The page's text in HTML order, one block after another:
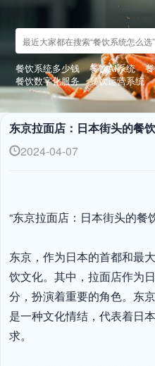
餐饮系统多少钱 餐饮AI系统
餐饮数字化服务
餐饮运营系统
东京拉面店：日本街头的餐
2024-04-07
“东京拉面店：日本街头的餐
东京，作为日本的首都和最
饮文化。其中，拉面店作为
分，扮演着重要的角色。东
是一种文化情结，代表着日
求。